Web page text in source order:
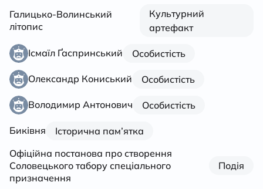
Галицько-Волинський
літопис
Культурний
артефакт
Ісмаїл Ґаспринський Особистість
Олександр Кониський Особистість
Володимир Антонович Особистість
Биківня
Історична пам’ятка
Офіційна постанова про створення
Соловецького табору спеціального
призначення
Подія